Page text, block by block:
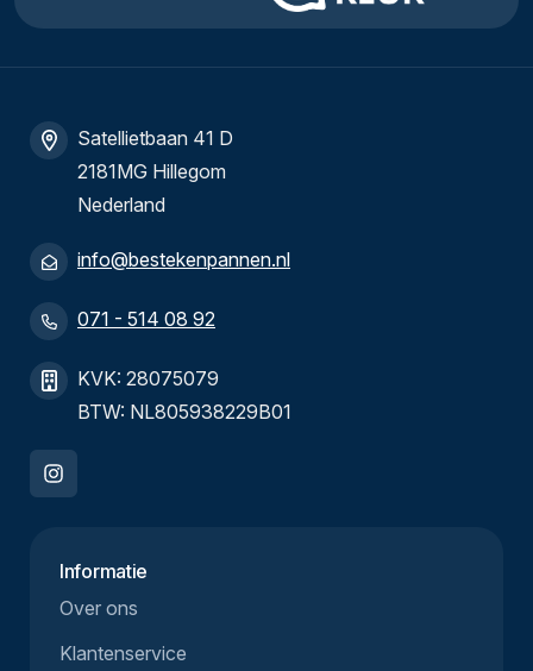
Satellietbaan 41 D
2181MG Hillegom
Nederland
info@bestekenpannen.nl
071 - 514 08 92
KVK: 28075079
BTW: NL805938229B01
Informatie
Over ons
Klantenservice